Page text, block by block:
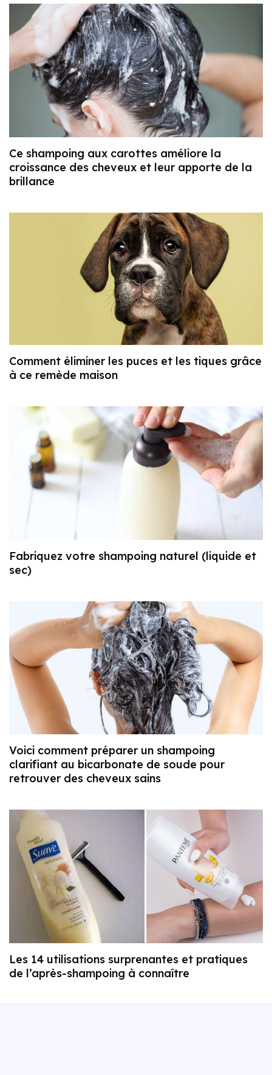
Ce shampoing aux carottes améliore la
croissance des cheveux et leur apporte de la
brillance
Comment éliminer les puces et les tiques grâce
à ce remède maison
Fabriquez votre shampoing naturel (liquide et
sec)
Voici comment préparer un shampoing
clarifiant au bicarbonate de soude pour
retrouver des cheveux sains
Les 14 utilisations surprenantes et pratiques
de l’après-shampoing à connaître